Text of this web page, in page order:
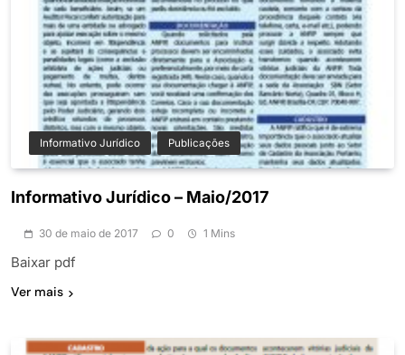
Informativo Jurídico Publicações
Informativo Jurídico – Maio/2017
30 de maio de 2017 0 1 Mins
Baixar pdf
Ver mais